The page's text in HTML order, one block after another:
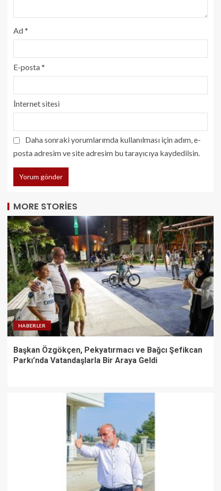
Ad*
E-posta*
İnternet sitesi
Daha sonraki yorumlarımda kullanılması için adım, e-
posta adresim ve site adresim bu tarayıcıya kaydedilsin.
MORE STORIES
HABERLER
Başkan Özgökçen, Pekyatırmacı ve Bağcı Şefikcan
Parkı’nda Vatandaşlarla Bir Araya Geldi